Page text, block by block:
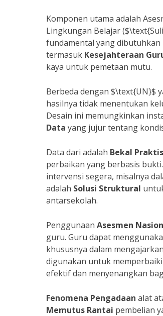
Komponen utama adalah
Lingkungan Belajar
fundamental yang
termasuk Kesejahteraan
kaya untuk pemetaan mutu.
Berbeda dengan $\text{UN}$
hasilnya tidak menentukan
Desain ini memungkinkan
Data yang jujur tentang
Data dari adalah Bekal Praktis
perbaikan yang berbasis
intervensi segera, misalnya
adalah Solusi Struktural
antarsekolah.
Penggunaan Asesmen
guru. Guru dapat
khususnya dalam
digunakan untuk
efektif dan menyenangkan
Fenomena Pengadaan alat
Memutus Rantai pembelian